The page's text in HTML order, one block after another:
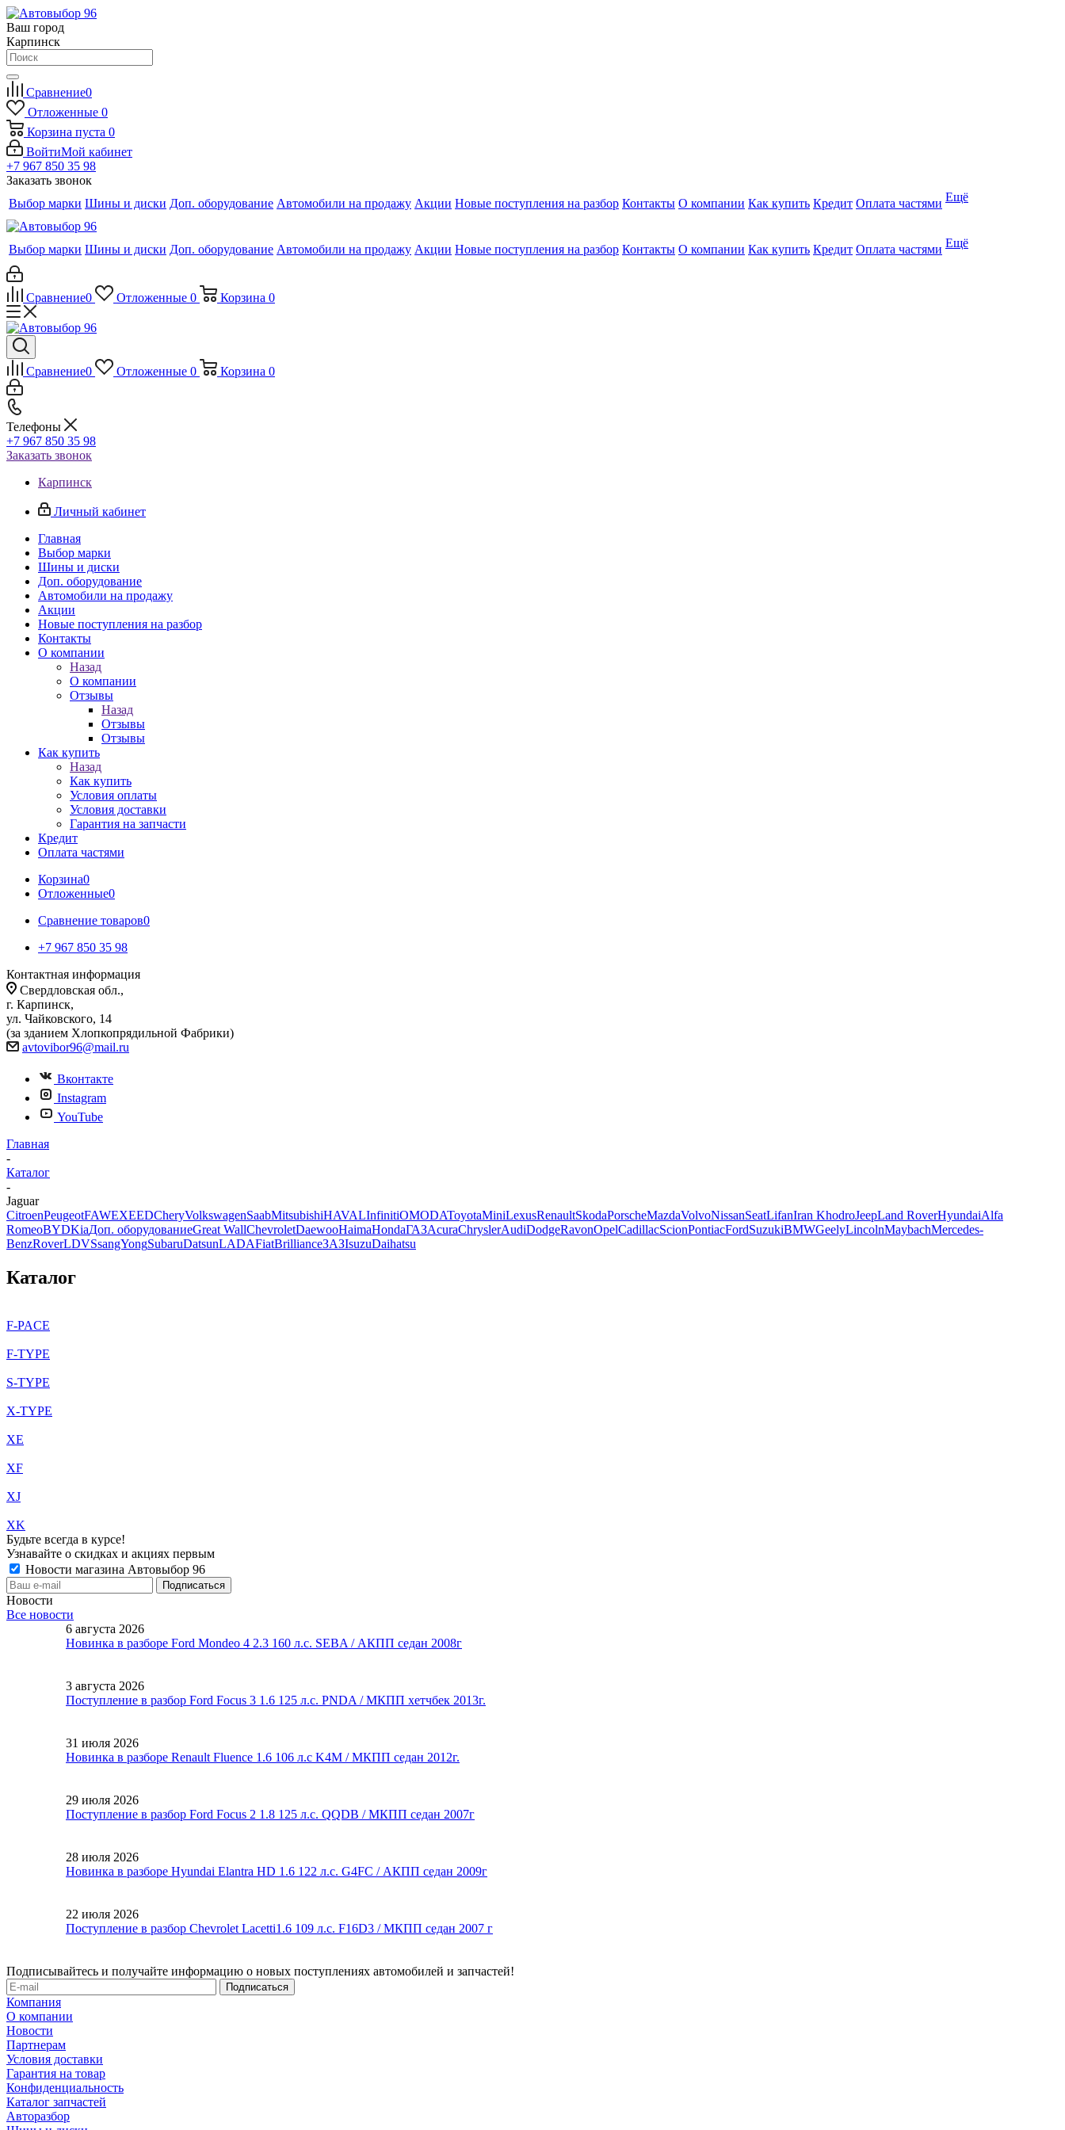
Ваш город
Карпинск
Сравнение0
Отложенные 0
Корзина пуста 0
ВойтиМой кабинет
+7 967 850 35 98
Заказать звонок
Выбор марки Шины и диски Доп. оборудование Автомобили на продажу Акции Новые поступления на разбор Контакты О компании Как купить Кредит Оплата частями Ещё
Выбор марки Шины и диски Доп. оборудование Автомобили на продажу Акции Новые поступления на разбор Контакты О компании Как купить Кредит Оплата частями Ещё
Сравнение0 Отложенные 0 Корзина 0
Сравнение0 Отложенные 0 Корзина 0
Телефоны
+7 967 850 35 98
Заказать звонок
Карпинск
Личный кабинет
Главная
Выбор марки
Шины и диски
Доп. оборудование
Автомобили на продажу
Акции
Новые поступления на разбор
Контакты
О компании
Назад
О компании
Отзывы
Назад
Отзывы
Отзывы
Как купить
Назад
Как купить
Условия оплаты
Условия доставки
Гарантия на запчасти
Кредит
Оплата частями
Корзина0
Отложенные0
Сравнение товаров0
+7 967 850 35 98
Контактная информация
Свердловская обл.,
г. Карпинск,
ул. Чайковского, 14
(за зданием Хлопкопрядильной Фабрики)
avtovibor96@mail.ru
Вконтакте
Instagram
YouTube
Главная
-
Каталог
-
Jaguar
CitroenPeugeotFAWEXEEDCheryVolkswagenSaabMitsubishiHAVALInfinitiOMODAToyotaMiniLexusRenaultSkodaPorscheMazdaVolvoNissanSeatLifanIran KhodroJeepLand RoverHyundaiAlfa
RomeoBYDKiaДоп. оборудованиеGreat WallChevroletDaewooHaimaHondaГАЗAcuraChryslerAudiDodgeRavonOpelCadillacScionPontiacFordSuzukiBMWGeelyLincolnMaybachMercedes-
BenzRoverLDVSsangYongSubaruDatsunLADAFiatBrillianceЗАЗIsuzuDaihatsu
Каталог
F-PACE
F-TYPE
S-TYPE
X-TYPE
XE
XF
XJ
XK
Будьте всегда в курсе!
Узнавайте о скидках и акциях первым
Новости магазина Автовыбор 96
Новости
Все новости
6 августа 2026
Новинка в разборе Ford Mondeo 4 2.3 160 л.с. SEBA / АКПП седан 2008г
3 августа 2026
Поступление в разбор Ford Focus 3 1.6 125 л.с. PNDA / МКПП хетчбек 2013г.
31 июля 2026
Новинка в разборе Renault Fluence 1.6 106 л.с K4M / МКПП седан 2012г.
29 июля 2026
Поступление в разбор Ford Focus 2 1.8 125 л.с. QQDB / МКПП седан 2007г
28 июля 2026
Новинка в разборе Hyundai Elantra HD 1.6 122 л.с. G4FC / АКПП седан 2009г
22 июля 2026
Поступление в разбор Chevrolet Lacetti1.6 109 л.с. F16D3 / МКПП седан 2007 г
Подписывайтесь и получайте информацию о новых поступлениях автомобилей и запчастей!
Компания
О компании
Новости
Партнерам
Условия доставки
Гарантия на товар
Конфиденциальность
Каталог запчастей
Авторазбор